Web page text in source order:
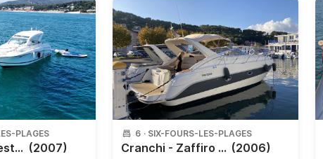
PLAGES
Jeanneau - prestige30s (2007)
6 · SIX-FOURS-LES-PLAGES
Cranchi - Zaffiro 34 (2006)